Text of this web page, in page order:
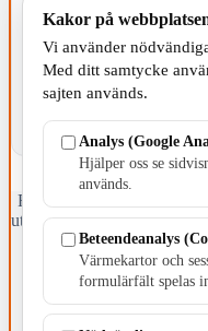
KOMMUNEN
Fristående
ut tidningen Skillingaryd.nu
april 2026 omfattar
Värnamo
E-post:
Kakor på
Vi använder
Med ditt samtycke
sajten används.
Analys (Google
Hjälper oss se
används.
Beteendeanalys
Värmekartor och
formulärfält spelas